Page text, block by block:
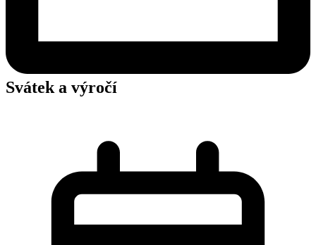
Svátek a výročí